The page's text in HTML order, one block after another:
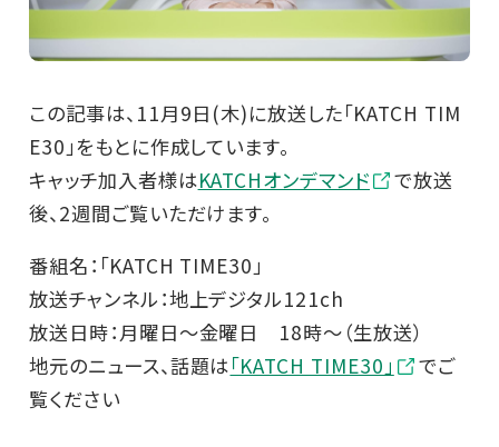
この記事は、11月9日(木)に放送した「KATCH TIM
E30」をもとに作成しています。
キャッチ加入者様はKATCHオンデマンド
で放送
後、2週間ご覧いただけます。
番組名：「KATCH TIME30」
放送チャンネル：地上デジタル121ch
放送日時：月曜日～金曜日 18時～（生放送）
地元のニュース、話題は「KATCH TIME30」
でご
覧ください